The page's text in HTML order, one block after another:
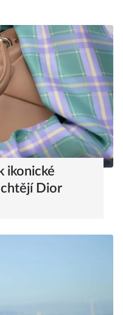
ikonické
chtějí Dior